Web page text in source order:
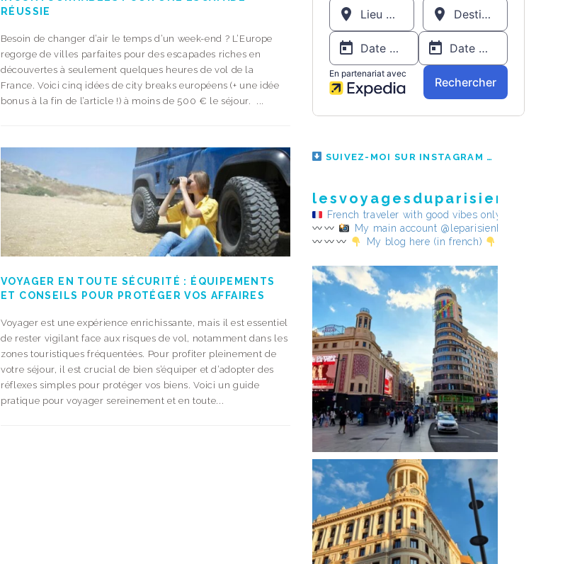
RÉUSSIE
Besoin de changer d’air le temps d’un week-end ? L’Europe
regorge de villes parfaites pour des escapades riches en
découvertes à seulement quelques heures de vol de la
France. Voici cinq idées de city breaks européens (+ une idée
bonus à la fin de l’article !) à moins de 500 € le séjour. ...
VOYAGER EN TOUTE SÉCURITÉ : ÉQUIPEMENTS
ET CONSEILS POUR PROTÉGER VOS AFFAIRES
Voyager est une expérience enrichissante, mais il est essentiel
de rester vigilant face aux risques de vol, notamment dans les
zones touristiques fréquentées. Pour profiter pleinement de
votre séjour, il est crucial de bien s’équiper et d’adopter des
réflexes simples pour protéger vos biens. Voici un guide
pratique pour voyager sereinement et en toute...
SUIVEZ-MOI SUR INSTAGRAM
French traveler with good vibes only
My main account @leparisienheureux
My blog here (in french)